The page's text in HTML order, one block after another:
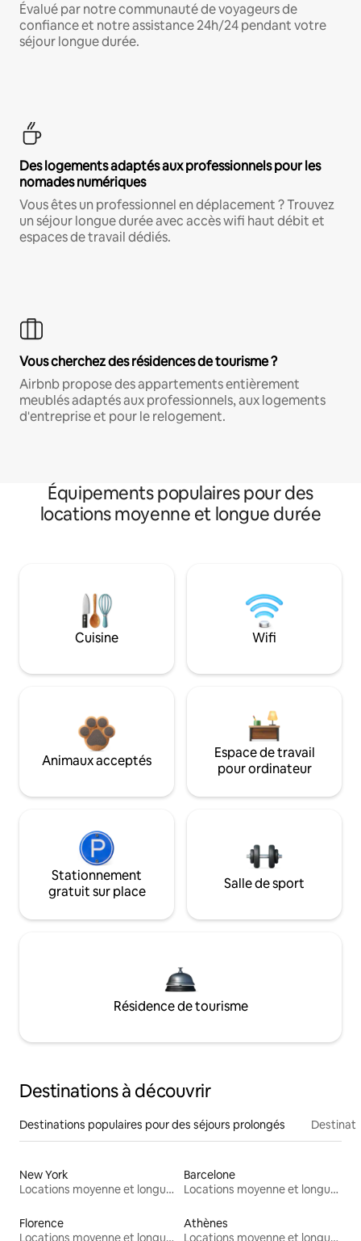
Évalué par notre communauté de voyageurs de
confiance et notre assistance 24h/24 pendant votre
séjour longue durée.
Des logements adaptés aux professionnels pour les
nomades numériques
Vous êtes un professionnel en déplacement ? Trouvez
un séjour longue durée avec accès wifi haut débit et
espaces de travail dédiés.
Vous cherchez des résidences de tourisme ?
Airbnb propose des appartements entièrement
meublés adaptés aux professionnels, aux logements
d'entreprise et pour le relogement.
Équipements populaires pour des
locations moyenne et longue durée
Cuisine Wifi
Animaux acceptés
Espace de travail
pour ordinateur
Stationnement
gratuit sur place
Salle de sport
Résidence de tourisme
Destinations à découvrir
Destinations populaires pour des séjours prolongés
New York
Locations moyenne et longue durée
Barcelone
Locations moyenne et longue durée
Florence
Locations moyenne et longue durée
Athènes
Locations moyenne et longue durée